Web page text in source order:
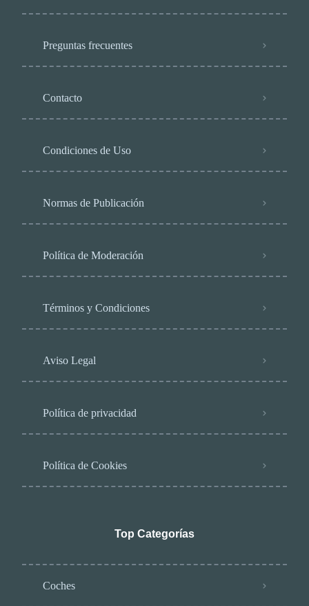
Preguntas frecuentes
Contacto
Condiciones de Uso
Normas de Publicación
Política de Moderación
Términos y Condiciones
Aviso Legal
Política de privacidad
Política de Cookies
Top Categorías
Coches